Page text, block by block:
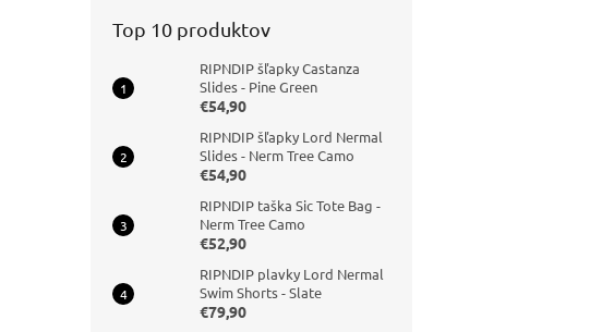
Top 10 produktov
RIPNDIP šľapky Castanza
Slides - Pine Green
€54,90
RIPNDIP šľapky Lord Nermal
Slides - Nerm Tree Camo
€54,90
RIPNDIP taška Sic Tote Bag -
Nerm Tree Camo
€52,90
RIPNDIP plavky Lord Nermal
Swim Shorts - Slate
€79,90